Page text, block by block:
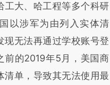
大、哈工程等多个科研
以涉军为由列入实体清
现无法再通过学校账号登
前的2019年5月，美国商
清单，导致其无法使用最